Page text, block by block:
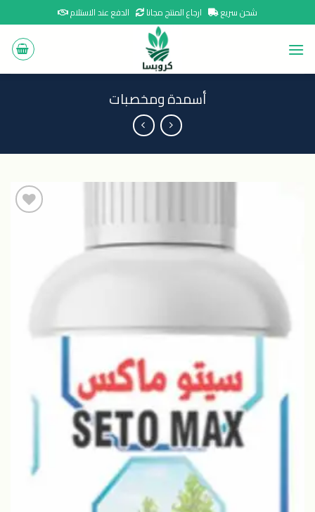
to
content
شحن سريع ارجاع المنتج مجانا الدفع عند الاستلام
أسمدة ومخصبات